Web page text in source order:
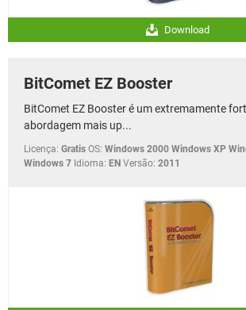
Download
BitComet EZ Booster
BitComet EZ Booster é um extremamente
abordagem mais up...
Licença: Gratis OS: Windows 2000 Windows XP
Windows 7 Idioma: EN Versão: 2011